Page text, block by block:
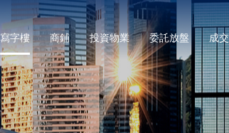
寫字樓 商鋪 投資物業 委託放盤 成